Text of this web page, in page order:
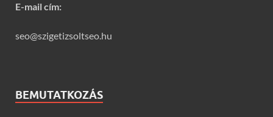
E-mail cím:
seo@szigetizsoltseo.hu
BEMUTATKOZÁS